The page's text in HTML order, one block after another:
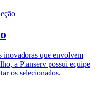
inovadoras que envolvem
a Planserv possui equipe
os selecionados.